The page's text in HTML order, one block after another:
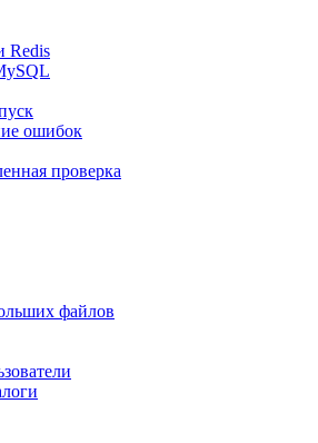
Redis
ошибок
проверка
файлов